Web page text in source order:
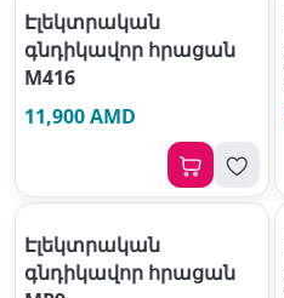
Էլեկտրական
գնդիկավոր հրացան
M416
11,900 AMD
Էլեկտրական
գնդիկավոր հրացան